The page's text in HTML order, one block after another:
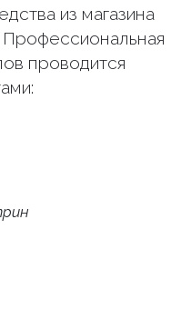
из магазина
проводится